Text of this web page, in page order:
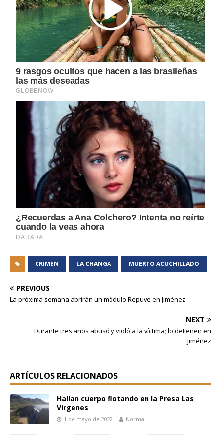
CRIMEN LA CHANGA MUERTO ACUCHILLADO
PREVIOUS
La próxima semana abrirán un módulo Repuve en Jiménez
NEXT
Durante tres años abusó y violó a la víctima; lo detienen en
Jiménez
ARTÍCULOS RELACIONADOS
Hallan cuerpo flotando en la Presa Las
Vírgenes
1 de mayo de 2022 Norma